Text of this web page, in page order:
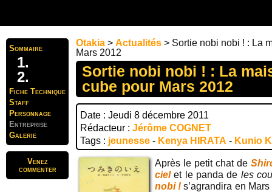
Sommaire
Fiche Technique
Staff
Personnage
Entreprise
Galerie
Venez
commenter
Otakia > Actualités > Sortie nobi nobi ! : La
Mars 2012
Sortie nobi nobi ! : La
cube pour Mars 2012
Date : Jeudi 8 décembre 2011
Rédacteur : Jérôme COGNET
Tags : jeunesse - Kenya HIRATA - Kunio
Après le petit chat de
cielet le panda de les
nobi ! s’agrandira en